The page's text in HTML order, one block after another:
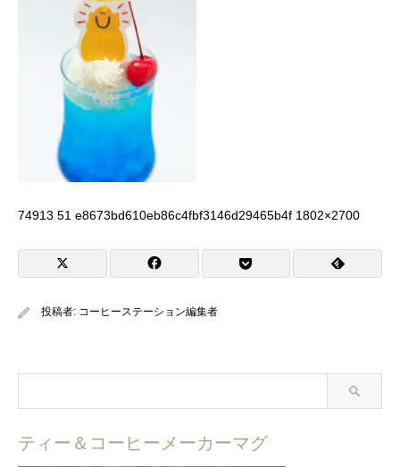
74913 51 e8673bd610eb86c4fbf3146d29465b4f 1802×2700
投稿者: コーヒーステーション編集者
ティー＆コーヒーメーカーマグ